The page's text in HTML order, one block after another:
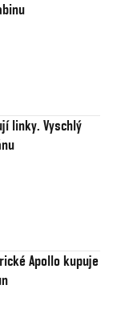
linky. Vyschlý
Apollo kupuje